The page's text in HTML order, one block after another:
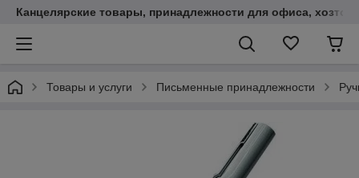
Канцелярские товары, принадлежности для офиса,
Товары и услуги Письменные принадлежности